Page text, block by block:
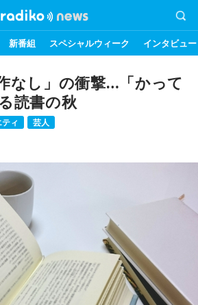
新番組 スペシャルウィーク インタビュー
なし」の衝撃…「かって
読書の秋
ィ 芸人